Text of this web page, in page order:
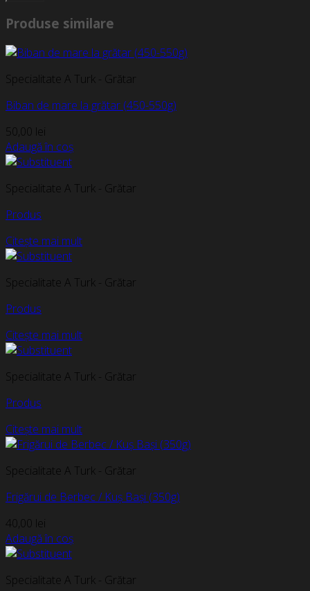
Produse similare
Specialitate A Turk - Grătar
Biban de mare la grătar (450-550g)
50,00 lei
Adaugă în coș
Specialitate A Turk - Grătar
Produs
Citește mai mult
Specialitate A Turk - Grătar
Produs
Citește mai mult
Specialitate A Turk - Grătar
Produs
Citește mai mult
Specialitate A Turk - Grătar
Frigărui de Berbec / Kuș Bași (350g)
40,00 lei
Adaugă în coș
Specialitate A Turk - Grătar